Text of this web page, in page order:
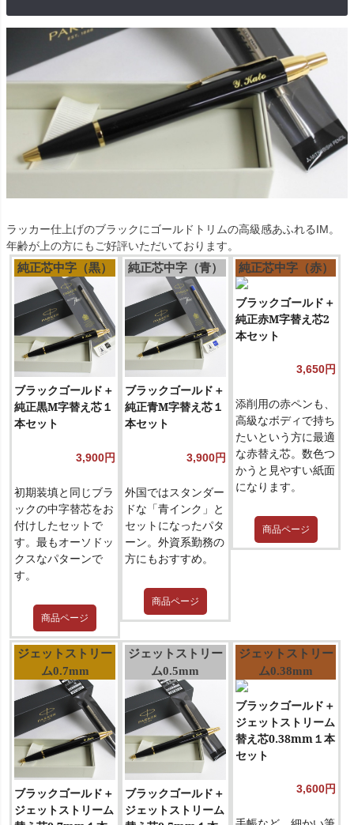
ラッカー仕上げのブラックにゴールドトリムの高級感あふれるIM。
年齢が上の方にもご好評いただいております。
純正芯中字（黒）
ブラックゴールド＋
純正黒M字替え芯１
本セット
3,900円
初期装填と同じブラ
ックの中字替芯をお
付けしたセットで
す。最もオーソドッ
クスなパターンで
す。
商品ページ
純正芯中字（青）
ブラックゴールド＋
純正青M字替え芯１
本セット
3,900円
外国ではスタンダー
ドな「青インク」と
セットになったパタ
ーン。外資系勤務の
方にもおすすめ。
商品ページ
純正芯中字（赤）
ブラックゴールド＋
純正赤M字替え芯2
本セット
3,650円
添削用の赤ペンも、
高級なボディで持ち
たいという方に最適
な赤替え芯。数色つ
かうと見やすい紙面
になります。
商品ページ
ジェットストリー
ム0.7mm
ブラックゴールド＋
ジェットストリーム
ジェットストリー
ム0.5mm
ブラックゴールド＋
ジェットストリーム
ジェットストリー
ム0.38mm
ブラックゴールド＋
ジェットストリーム
替え芯0.38mm１本
セット
3,600円